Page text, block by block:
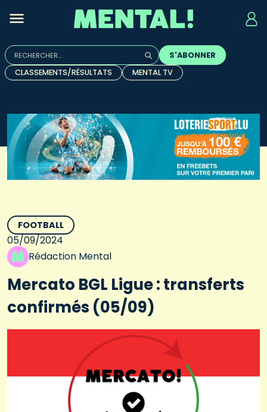
Rechercher :
Quand les résultats de l'auto-complétion sont
S'ABONNER
CLASSEMENTS/RÉSULTATS
MENTAL TV
FOOTBALL
05/09/2024
Rédaction Mental
Mercato BGL Ligue : transferts
confirmés (05/09)